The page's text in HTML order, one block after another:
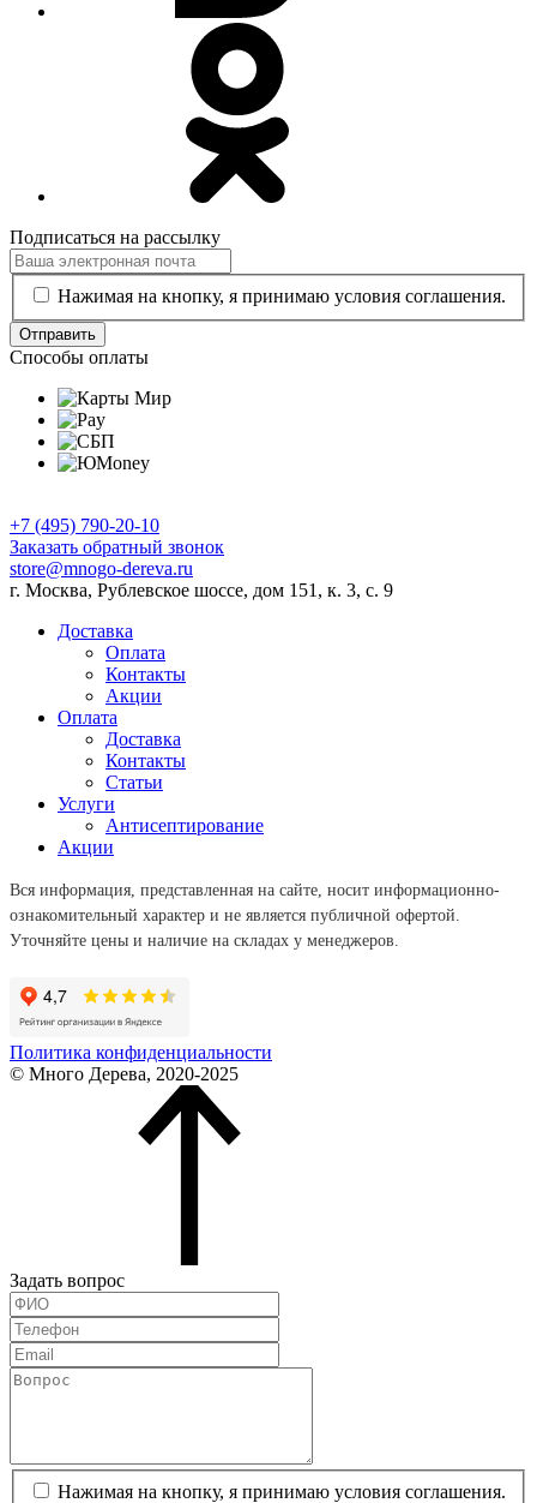
Подписаться на рассылку
Нажимая на кнопку, я принимаю условия соглашения.
Отправить
Способы оплаты
+7 (495) 790-20-10
Заказать обратный звонок
store@mnogo-dereva.ru
г. Москва, Рублевское шоссе, дом 151, к. 3, с. 9
Доставка
Оплата
Контакты
Акции
Оплата
Доставка
Контакты
Статьи
Услуги
Антисептирование
Акции
Вся информация, представленная на сайте, носит информационно-
ознакомительный характер и не является публичной офертой.
Уточняйте цены и наличие на складах у менеджеров.
Политика конфиденциальности
© Много Дерева, 2020-2025
Задать вопрос
Нажимая на кнопку, я принимаю условия соглашения.